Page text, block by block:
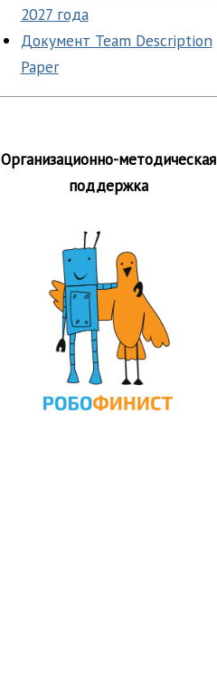
2027 года
Документ Team Description
Paper
Организационно-методическая
поддержка